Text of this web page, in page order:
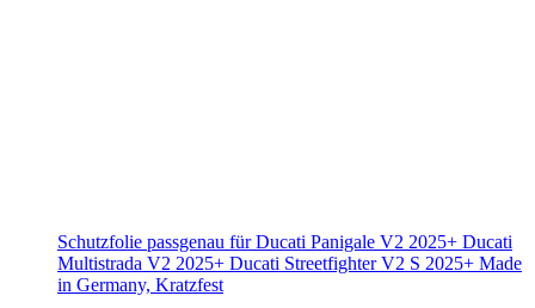
Schutzfolie passgenau für Ducati Panigale V2 2025+ Ducati
Multistrada V2 2025+ Ducati Streetfighter V2 S 2025+ Made
in Germany, Kratzfest